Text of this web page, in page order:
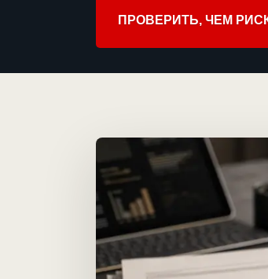
ПРОВЕРИТЬ, ЧЕМ